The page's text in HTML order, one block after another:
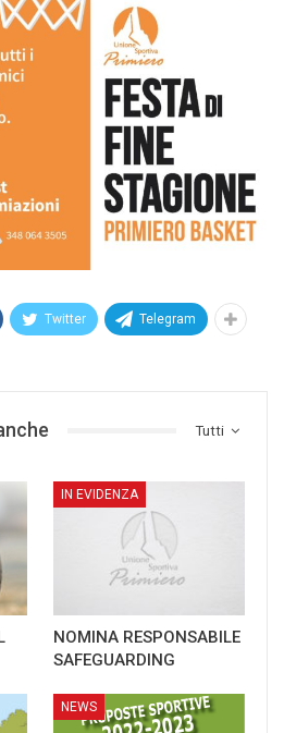
Twitter Telegram
Tutti
IN EVIDENZA
NOMINA RESPONSABILE
SAFEGUARDING
NEWS